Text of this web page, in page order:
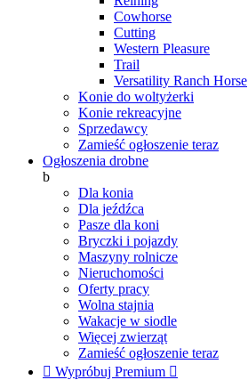
Cowhorse
Cutting
Western Pleasure
Trail
Versatility Ranch Horse
Konie do woltyżerki
Konie rekreacyjne
Sprzedawcy
Zamieść ogłoszenie teraz
Ogłoszenia drobne
b
Dla konia
Dla jeźdźca
Pasze dla koni
Bryczki i pojazdy
Maszyny rolnicze
Nieruchomości
Oferty pracy
Wolna stajnia
Wakacje w siodle
Więcej zwierząt
Zamieść ogłoszenie teraz
 Wypróbuj Premium 